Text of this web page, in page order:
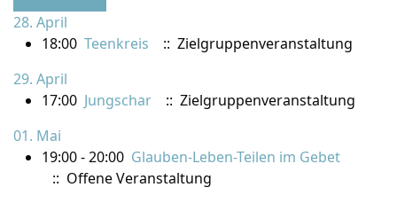
28. April
18:00 Teenkreis
:: Zielgruppenveranstaltung
29. April
17:00 Jungschar
:: Zielgruppenveranstaltung
01. Mai
19:00 - 20:00 Glauben-Leben-Teilen im Gebet
:: Offene Veranstaltung